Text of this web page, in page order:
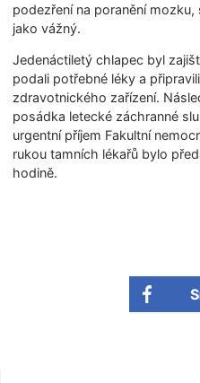
podezření na poranění
jako vážný.
Jedenáctiletý chlapec byl
podali potřebné léky a
zdravotnického zařízení.
posádka letecké záchranné
urgentní příjem Fakultní
rukou tamních lékařů bylo
hodině.